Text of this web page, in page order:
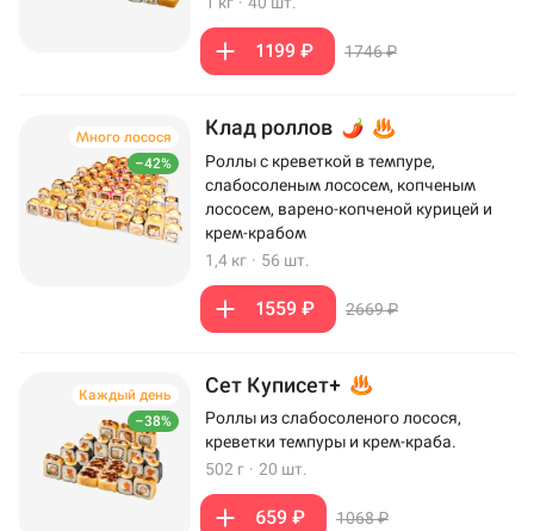
1199 ₽ 1746 ₽
–42%
Много лосося Клад роллов
Роллы с креветкой в темпуре,
слабосоленым лососем, копченым
лососем, варено-копченой курицей и
крем-крабом
1,4 кг · 56 шт.
1559 ₽ 2669 ₽
–38%
Каждый день Сет Куписет+
Роллы из слабосоленого лосося,
креветки темпуры и крем-краба.
502 г · 20 шт.
659 ₽ 1068 ₽